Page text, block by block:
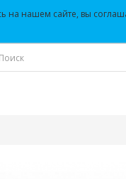
нашем сайте, вы